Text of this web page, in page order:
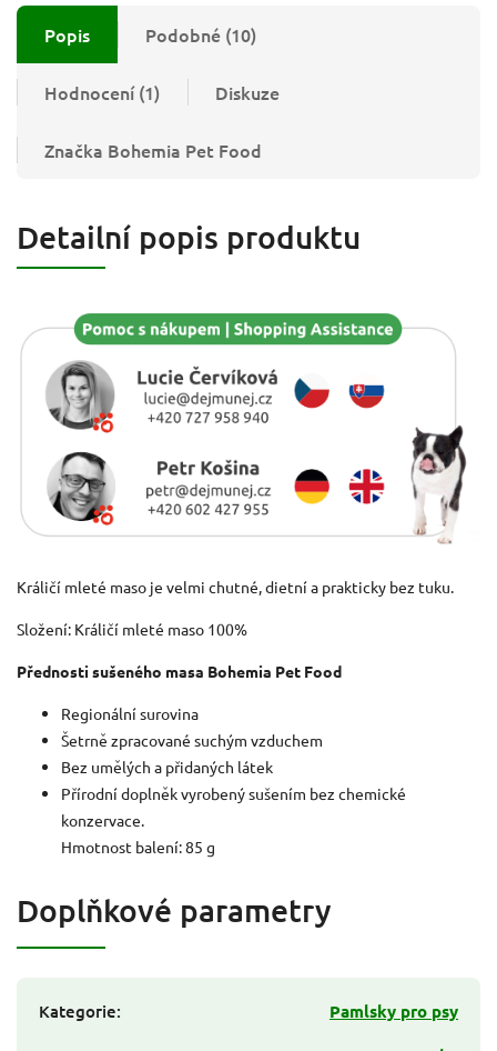
Popis Podobné (10)
Hodnocení (1) Diskuze
Značka Bohemia Pet Food
Detailní popis produktu
Králičí mleté maso je velmi chutné, dietní a prakticky bez tuku.
Složení: Králičí mleté maso 100%
Přednosti sušeného masa Bohemia Pet Food
Regionální surovina
Šetrně zpracované suchým vzduchem
Bez umělých a přidaných látek
Přírodní doplněk vyrobený sušením bez chemické
konzervace.
Hmotnost balení: 85 g
Doplňkové parametry
Kategorie:
Pamlsky pro psy